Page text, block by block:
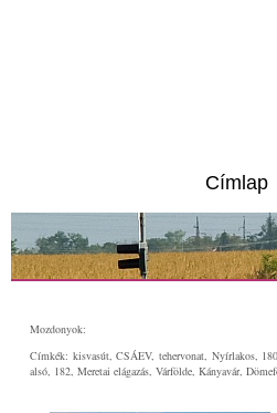
Címlap
Mozdonyok:
Címkék: kisvasút, CSÁEV, tehervonat, Nyírlakos,
alsó, 182, Meretai elágazás, Várfölde, Kányavár,